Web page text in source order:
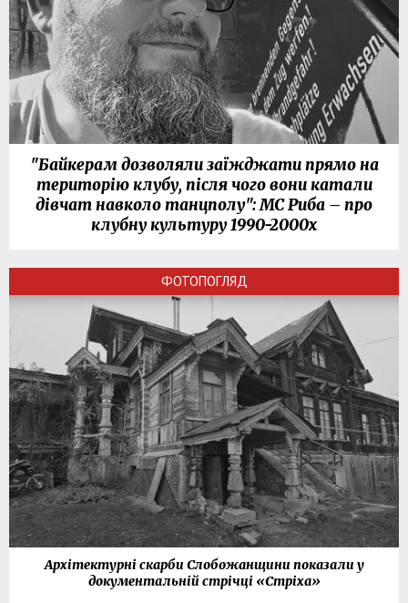
"Байкерам дозволяли заїжджати прямо на
територію клубу, після чого вони катали
дівчат навколо танцполу": МС Риба – про
клубну культуру 1990-2000х
ФОТОПОГЛЯД
Архітектурні скарби Слобожанщини показали у
документальній стрічці «Стріха»